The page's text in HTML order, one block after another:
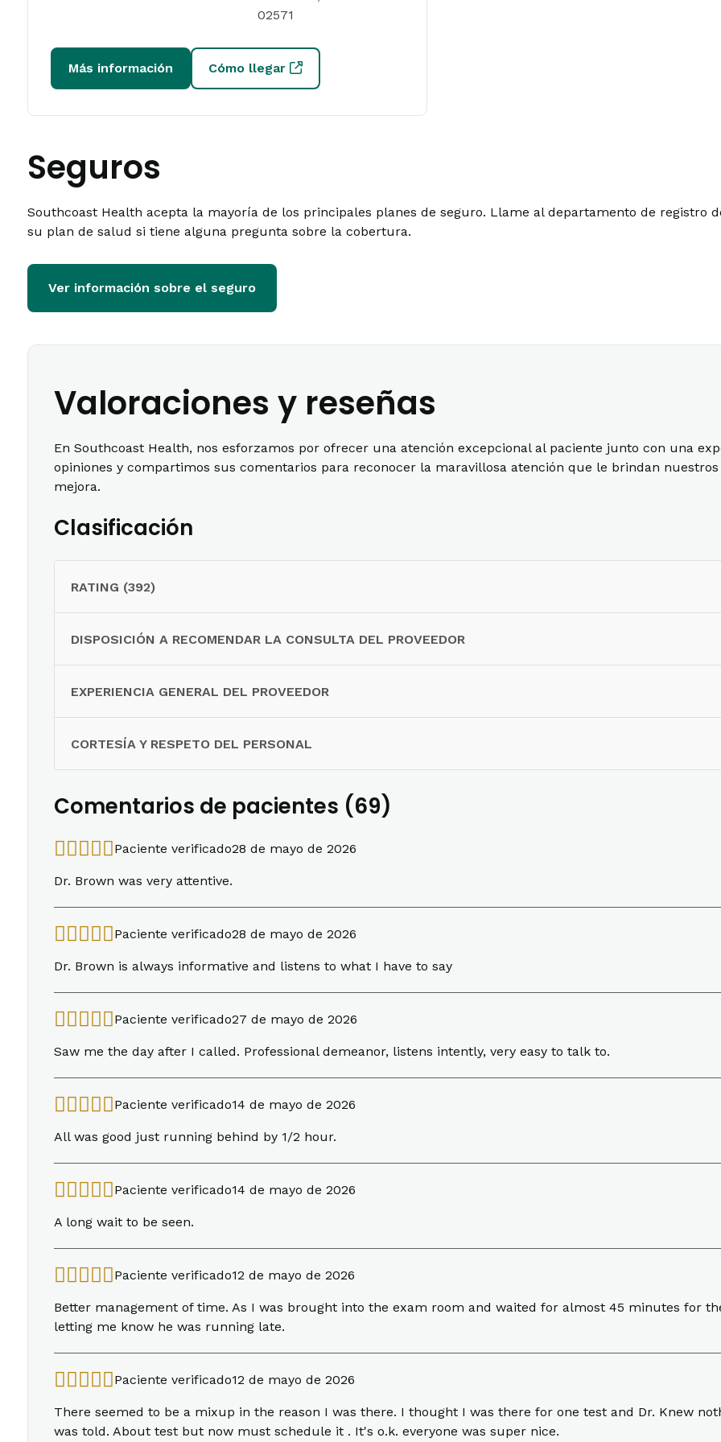
02571
Más información Cómo llegar
Seguros
Southcoast Health acepta la mayoría de los principales planes de seguro. Llame al departamento de registro
su plan de salud si tiene alguna pregunta sobre la cobertura.
Ver información sobre el seguro
Valoraciones y reseñas
En Southcoast Health, nos esforzamos por ofrecer una atención excepcional al paciente junto con una
opiniones y compartimos sus comentarios para reconocer la maravillosa atención que le brindan
mejora.
Clasificación
RATING (392)
DISPOSICIÓN A RECOMENDAR LA CONSULTA DEL PROVEEDOR
EXPERIENCIA GENERAL DEL PROVEEDOR
CORTESÍA Y RESPETO DEL PERSONAL
Comentarios de pacientes (69)
Paciente verificado28 de mayo de 2026
Dr. Brown was very attentive.
Paciente verificado28 de mayo de 2026
Dr. Brown is always informative and listens to what I have to say
Paciente verificado27 de mayo de 2026
Saw me the day after I called. Professional demeanor, listens intently, very easy to talk to.
Paciente verificado14 de mayo de 2026
All was good just running behind by 1/2 hour.
Paciente verificado14 de mayo de 2026
A long wait to be seen.
Paciente verificado12 de mayo de 2026
Better management of time. As I was brought into the exam room and waited for almost 45 minutes for
letting me know he was running late.
Paciente verificado12 de mayo de 2026
There seemed to be a mixup in the reason I was there. I thought I was there for one test and Dr. Knew
was told. About test but now must schedule it . It's o.k. everyone was super nice.